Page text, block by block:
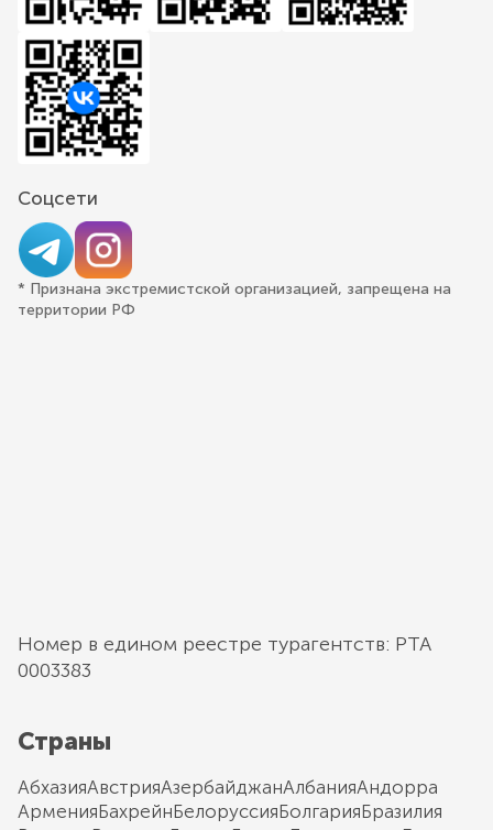
Соцсети
* Признана экстремистской организацией, запрещена на
территории РФ
Номер в едином реестре турагентств: РТА
0003383
Страны
АбхазияАвстрияАзербайджанАлбанияАндорра
АрменияБахрейнБелоруссияБолгарияБразилия